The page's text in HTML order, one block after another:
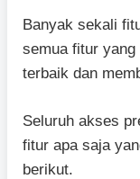
Banyak sekali
semua fitur
terbaik dan
Seluruh akses
fitur apa saja
berikut.